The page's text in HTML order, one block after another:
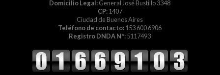
Domicilio Legal:General José Bustillo 3348
CP:1407
Ciudad de Buenos Aires
Teléfono de contacto:153 600 6906
Registro DNDA Nº:5117493